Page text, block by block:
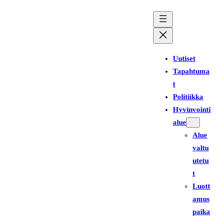
Uutiset
Tapahtuma
t
Politiikka
Hyvinvointi
alue
Alue
valtu
utetu
t
Luott
amus
paika